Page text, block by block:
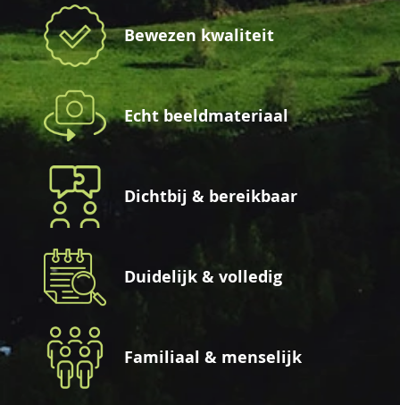
Bewezen kwaliteit
Echt beeldmateriaal
Dichtbij & bereikbaar
Duidelijk & volledig
Familiaal & menselijk